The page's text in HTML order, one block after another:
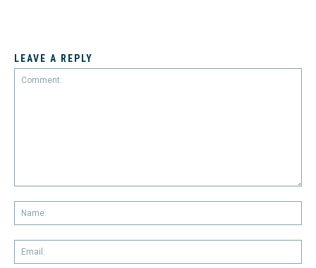
LEAVE A REPLY